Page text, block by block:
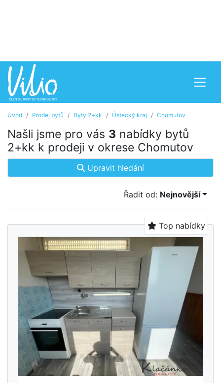
Úvod Prodej bytů Byty 2+kk Ústecký kraj Chomutov
Našli jsme pro vás 3 nabídky bytů
2+kk k prodeji v okrese Chomutov
Upravit hledání
Řadit od: Nejnovější
Top nabídky